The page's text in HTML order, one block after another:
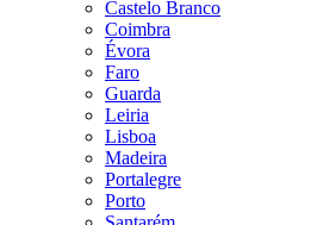
Castelo Branco
Coimbra
Évora
Faro
Guarda
Leiria
Lisboa
Madeira
Portalegre
Porto